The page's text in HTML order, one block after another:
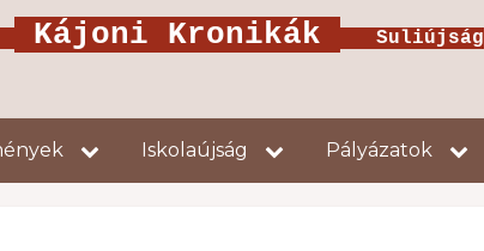
Kájoni Kronikák Suliújság
Iskolaújság Pályázatok